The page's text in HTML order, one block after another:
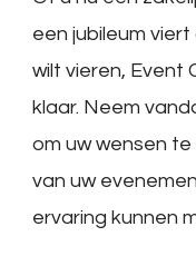
een jubileum
wilt vieren, Event
klaar. Neem
om uw wensen
van uw
ervaring kunnen